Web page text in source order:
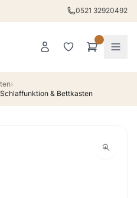
0521 32920492
›
& Bettkasten